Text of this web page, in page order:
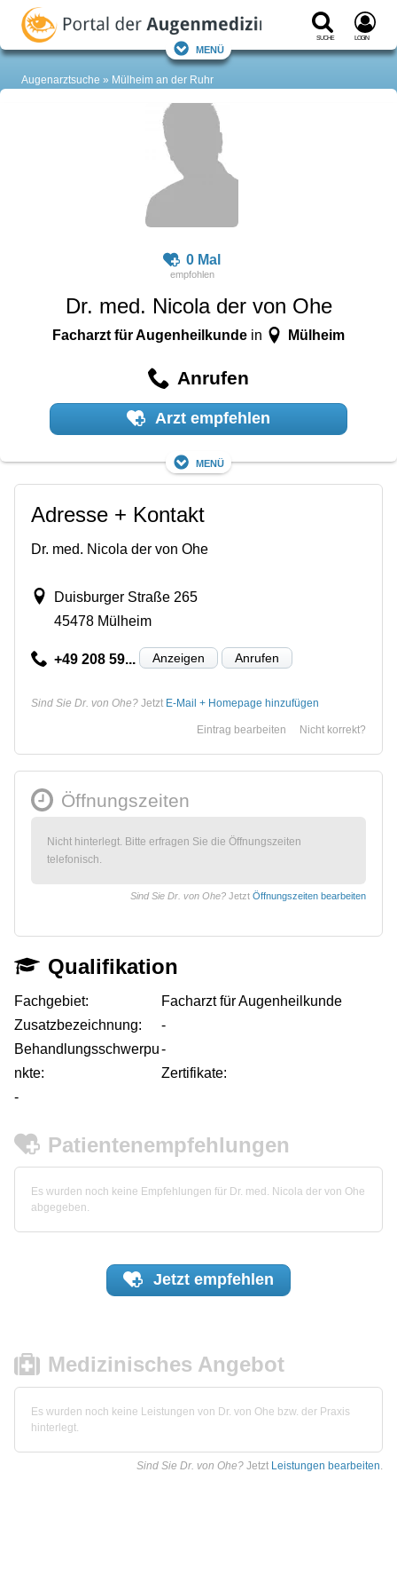
Suche Login
Menü
Augenarztsuche Mülheim an der Ruhr
0 Mal
Dr. med. Nicola der von Ohe
Facharzt für Augenheilkundein Mülheim
Anrufen
Arzt empfehlen
Menü
Adresse + Kontakt
Dr. med. Nicola der von Ohe
Duisburger Straße 265
45478 Mülheim
+49 208 59... Anzeigen Anrufen
Sind Sie Dr. von Ohe? Jetzt E-Mail + Homepage hinzufügen
Nicht korrekt?
Eintrag bearbeiten
Öffnungszeiten
Nicht hinterlegt. Bitte erfragen Sie die Öffnungszeiten
telefonisch.
Sind Sie Dr. von Ohe? Jetzt Öffnungszeiten bearbeiten
Qualifikation
Fachgebiet:
Facharzt für Augenheilkunde
Zusatzbezeichnung:
-
Behandlungsschwerpu
nkte:
-
Zertifikate:
-
Patientenempfehlungen
Es wurden noch keine Empfehlungen für Dr. med. Nicola der von Ohe
abgegeben.
Jetzt empfehlen
Medizinisches Angebot
Es wurden noch keine Leistungen von Dr. von Ohe bzw. der Praxis
hinterlegt.
Sind Sie Dr. von Ohe? Jetzt Leistungen bearbeiten.